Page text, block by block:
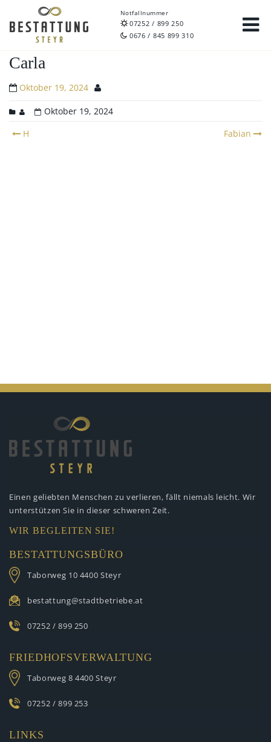
Notfallnummer
07252 / 899 250
0676 / 845 899 310
Carla
Oktober 19, 2024
Oktober 19, 2024
Post
H Fabian
Einen geliebten Menschen zu verlieren, fällt niemals leicht. Wir
unterstützen Sie in dieser schweren Zeit.
WIR BEGLEITEN SIE!
BESTATTUNGSBÜRO
Taborweg 10 4400 Steyr
bestattung@stadtbetriebe.at
07252 / 899 250
FRIEDHOFSVERWALTUNG
Taborweg 8 4400 Steyr
07252 / 899 253
LINKS